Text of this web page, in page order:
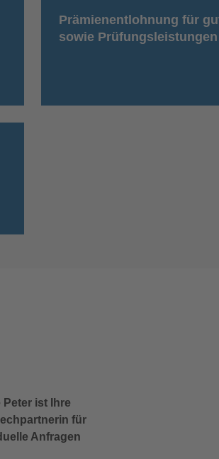
Prämienentlohnung für
sowie Prüfungsleistungen
Peter ist Ihre
für
Anfragen